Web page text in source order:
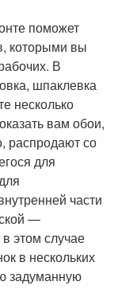
поможет
которыми вы
В
шпаклевка
несколько
вам обои,
распродают со
для
части
—
этом случае
в нескольких
задуманную